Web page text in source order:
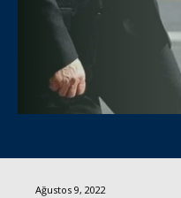
Ağustos 9, 2022